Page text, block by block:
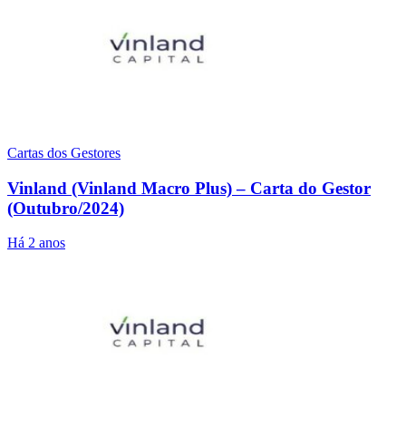
Cartas dos Gestores
Vinland (Vinland Macro Plus) – Carta do Gestor
(Outubro/2024)
Há 2 anos